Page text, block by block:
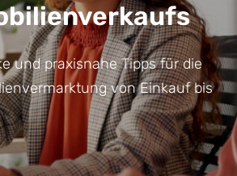
und praxisnahe Tipps für die
von Einkauf bis